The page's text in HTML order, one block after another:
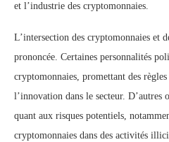
et l’industrie des cryptomonnaies.
L’intersection des cryptomonnaies et
prononcée. Certaines personnalités
cryptomonnaies, promettant des
l’innovation dans le secteur. D’autres
quant aux risques potentiels,
cryptomonnaies dans des activités